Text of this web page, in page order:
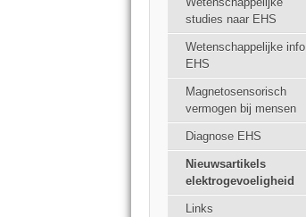
studies naar EHS
Wetenschappelijke info
EHS
Magnetosensorisch
vermogen bij mensen
Diagnose EHS
Nieuwsartikels
elektrogevoeligheid
Links